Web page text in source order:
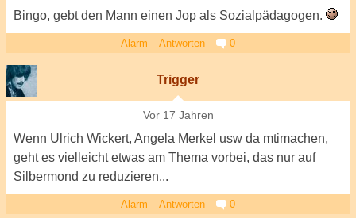
Bingo, gebt den Mann einen Jop als Sozialpädagogen.
Alarm Antworten 0
Trigger
Vor 17 Jahren
Wenn Ulrich Wickert, Angela Merkel usw da mtimachen,
geht es vielleicht etwas am Thema vorbei, das nur auf
Silbermond zu reduzieren...
Alarm Antworten 0